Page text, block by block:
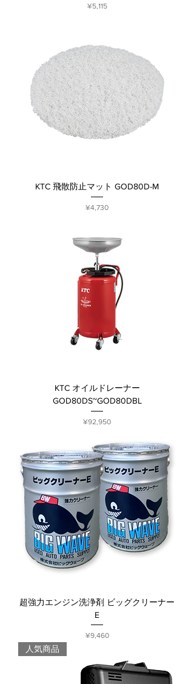
Price
¥5,115
KTC 飛散防止マット GOD80D-M
Price
¥4,730
KTC オイルドレーナー
GOD80DS~GOD80DBL
Price
¥92,950
超強力エンジン洗浄剤 ビッグクリーナー
E
Price
¥9,460
人気商品